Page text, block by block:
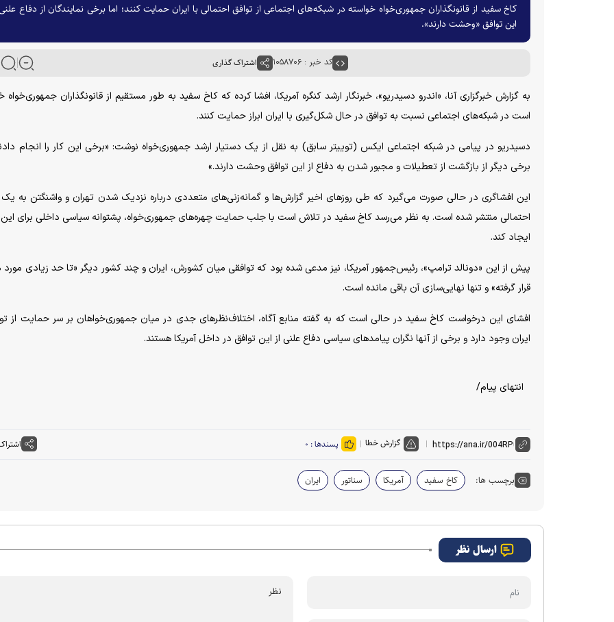
کاخ سفید از قانونگذاران جمهوری‌خواه خواسته در شبکه‌های اجتماعی از توافق احتمالی با ایران حمایت کنند؛ اما برخی نمایندگان از دفاع
این توافق «وحشت دارند».
کد خبر : ۱۰۵۸۷۰۶ اشتراک گذاری
به گزارش خبرگزاری آنا، «اندرو دسیدریو»، خبرنگار ارشد کنگره آمریکا، افشا کرده که کاخ سفید به طور مستقیم از قانونگذاران جمهوری‌خواه
است در شبکه‌های اجتماعی نسبت به توافق در حال شکل‌گیری با ایران ابراز حمایت کنند.
دسیدریو در پیامی در شبکه اجتماعی ایکس (توییتر سابق) به نقل از یک دستیار ارشد جمهوری‌خواه نوشت: «برخی این کار را انجام
برخی دیگر از بازگشت از تعطیلات و مجبور شدن به دفاع از این توافق وحشت دارند.»
این افشاگری در حالی صورت می‌گیرد که طی روز‌های اخیر گزارش‌ها و گمانه‌زنی‌های متعددی درباره نزدیک شدن تهران و واشنگتن به یک
احتمالی منتشر شده است. به نظر می‌رسد کاخ سفید در تلاش است با جلب حمایت چهره‌های جمهوری‌خواه، پشتوانه سیاسی داخلی برای این
ایجاد کند.
پیش از این «دونالد ترامپ»، رئیس‌جمهور آمریکا، نیز مدعی شده بود که توافقی میان کشورش، ایران و چند کشور دیگر «تا حد زیادی مورد
قرار گرفته» و تنها نهایی‌سازی آن باقی مانده است.
افشای این درخواست کاخ سفید در حالی است که به گفته منابع آگاه، اختلاف‌نظر‌های جدی در میان جمهوری‌خواهان بر سر حمایت از
ایران وجود دارد و برخی از آنها نگران پیامد‌های سیاسی دفاع علنی از این توافق در داخل آمریکا هستند.
انتهای پیام/
گزارش خطا پسندها : ۰
برچسب ها: کاخ سفید آمریکا سناتور ایران
ارسال نظر